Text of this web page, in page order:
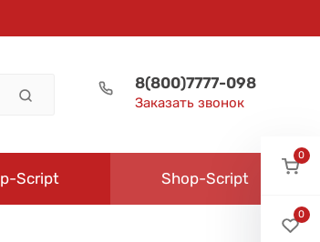
8(800)7777-098
Заказать звонок
Script Shop-Script
0
0